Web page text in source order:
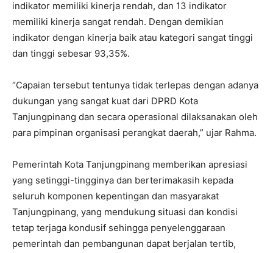
indikator memiliki kinerja rendah, dan 13 indikator
memiliki kinerja sangat rendah. Dengan demikian
indikator dengan kinerja baik atau kategori sangat tinggi
dan tinggi sebesar 93,35%.
“Capaian tersebut tentunya tidak terlepas dengan adanya
dukungan yang sangat kuat dari DPRD Kota
Tanjungpinang dan secara operasional dilaksanakan oleh
para pimpinan organisasi perangkat daerah,” ujar Rahma.
Pemerintah Kota Tanjungpinang memberikan apresiasi
yang setinggi-tingginya dan berterimakasih kepada
seluruh komponen kepentingan dan masyarakat
Tanjungpinang, yang mendukung situasi dan kondisi
tetap terjaga kondusif sehingga penyelenggaraan
pemerintah dan pembangunan dapat berjalan tertib,